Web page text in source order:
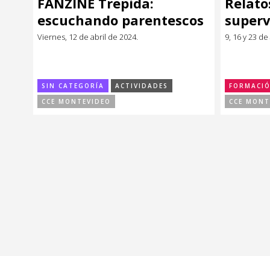
Música
Sin categoríaSin categoría
escuchando parentescos
extraños
Viernes, 12 de abril de 2024.
SIN CATEGORÍA
ACTIVIDADES
CCE MONTEVIDEO
9, 16 y 23
CCE